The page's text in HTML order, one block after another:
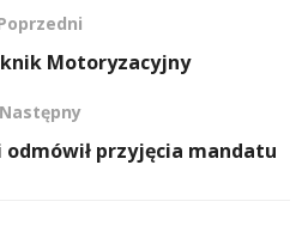
Motoryzacyjny
Następny
przyjęcia mandatu